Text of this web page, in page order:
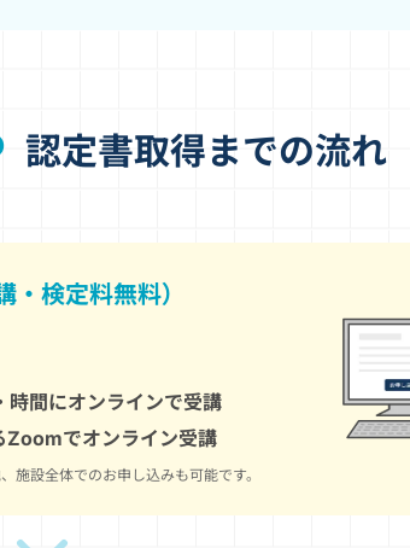
認定書取得までの流れ
・検定料無料）
時間にオンラインで受講
Zoomでオンライン受講
施設全体でのお申し込みも可能です。